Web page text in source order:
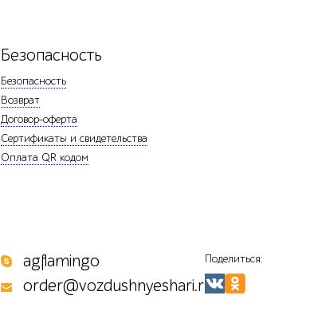
Безопасность
Безопасность
Возврат
Договор-оферта
Сертификаты и свидетельства
Оплата QR кодом
agflamingo
order@vozdushnyeshari.ru
Поделиться: